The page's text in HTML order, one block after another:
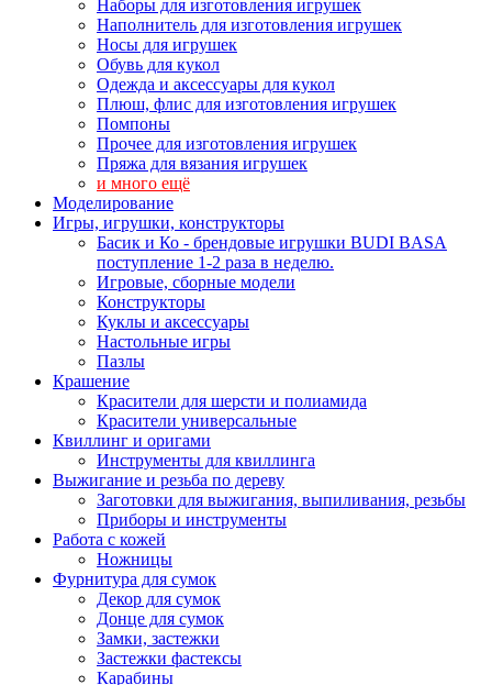
Наборы для изготовления игрушек
Наполнитель для изготовления игрушек
Носы для игрушек
Обувь для кукол
Одежда и аксессуары для кукол
Плюш, флис для изготовления игрушек
Помпоны
Прочее для изготовления игрушек
Пряжа для вязания игрушек
и много ещё
Моделирование
Игры, игрушки, конструкторы
Басик и Ко - брендовые игрушки BUDI BASA
поступление 1-2 раза в неделю.
Игровые, сборные модели
Конструкторы
Куклы и аксессуары
Настольные игры
Пазлы
Крашение
Красители для шерсти и полиамида
Красители универсальные
Квиллинг и оригами
Инструменты для квиллинга
Выжигание и резьба по дереву
Заготовки для выжигания, выпиливания, резьбы
Приборы и инструменты
Работа с кожей
Ножницы
Фурнитура для сумок
Декор для сумок
Донце для сумок
Замки, застежки
Застежки фастексы
Карабины